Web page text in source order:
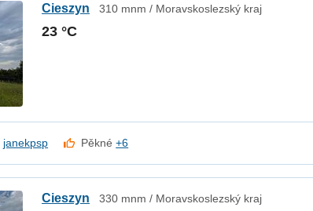
Cieszyn 310 mnm / Moravskoslezský kraj
23 °C
janekpsp Pěkné+6
Cieszyn 330 mnm / Moravskoslezský kraj